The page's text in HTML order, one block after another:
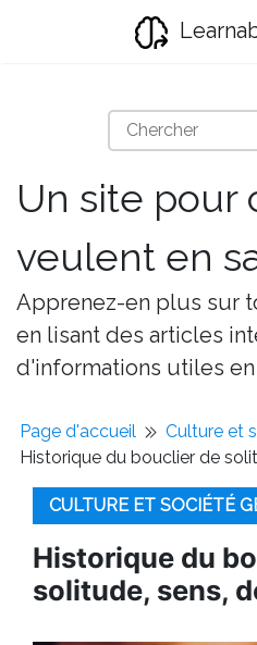
Un site pour
veulent en
Apprenez-en plus sur
en lisant des articles
d'informations utiles
Page d'accueil
Culture et
Historique du bouclier de
CULTURE ET SOCIÉTÉ
Historique du
solitude, sens,